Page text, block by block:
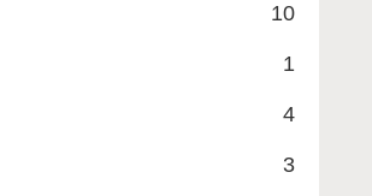
10
1
4
3